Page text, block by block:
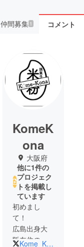
仲間募集 1 コメント
KomeK
ona
大阪府
他に1件の
プロジェク
トを掲載し
ています
初めまし
て！
広島出身大
阪在住の
Kome_Kona0131